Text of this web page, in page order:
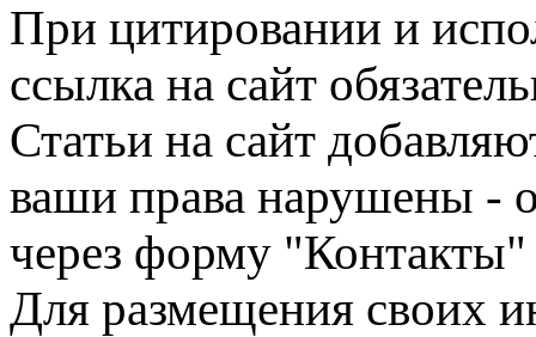
При цитировании и
ссылка на сайт
Статьи на сайт
ваши права нарушены -
через форму "Контакты"
Для размещения своих